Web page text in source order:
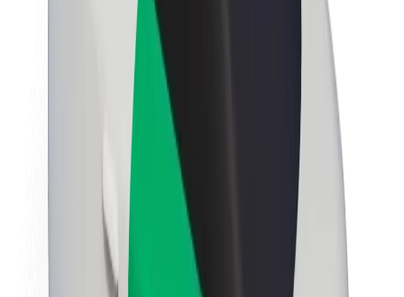
Održivost uz Bolt
Projekt nula
Smjernice za brend
Odnosi s investitorima
Vodstvo
Brend
Mediji